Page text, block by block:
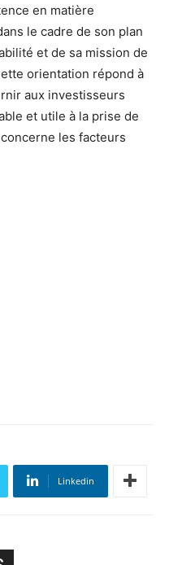
en matière
le cadre de son plan
et de sa mission de
orientation répond à
aux investisseurs
et utile à la prise de
les facteurs
Linkedin